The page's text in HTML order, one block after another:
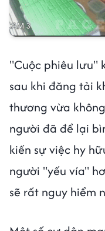
"Cuộc phiêu lưu"
sau khi đăng tải
thương vừa
người đã để lại
kiến sự việc hy
người "yếu vía"
sẽ rất nguy hiểm